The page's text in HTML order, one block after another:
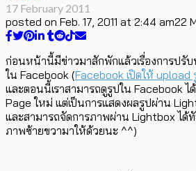
17 February 2011
posted on Feb. 17, 2011 at 2:44 am22
ก่อนหน้านี้มีข่าวมาสักพักแล้วเรื่องการปรั
ใน Facebook (Facebook เปิดให้
และตอนนี้เราสามารถดูรูปใน Facebook ไ
Page ใหม่ แต่เป็นการแสดงผลรูปผ่าน
และสามารถจัดการภาพผ่าน Lightbox ได้
ภาพซ้ายขวามาให้ด้วยนะ ^^)